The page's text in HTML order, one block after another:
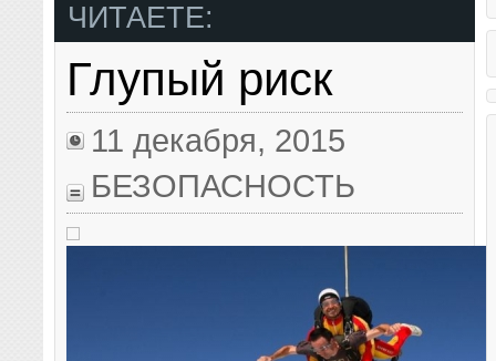
ЧИТАЕТЕ:
Глупый риск
11 декабря, 2015
БЕЗОПАСНОСТЬ